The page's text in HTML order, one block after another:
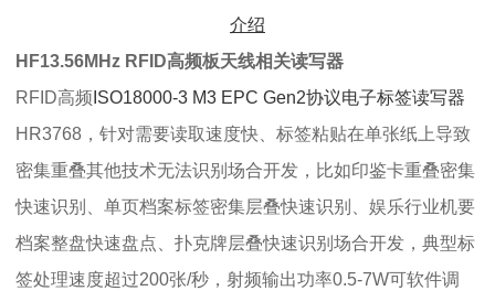
介绍
HF13.56MHz RFID高频板天线相关读写器
RFID高频 ISO18000-3 M3 EPC Gen2协议电子标签读写器
HR3768，针对需要读取速度快、标签粘贴在单张纸上导致
密集重叠其他技术无法识别场合开发，比如印鉴卡重叠密集
快速识别、单页档案标签密集层叠快速识别、娱乐行业机要
档案整盘快速盘点、扑克牌层叠快速识别场合开发，典型标
签处理速度超过200张/秒，射频输出功率0.5-7W可软件调